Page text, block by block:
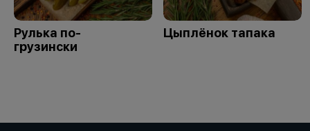
Рулька по-
грузински
Цыплёнок тапака